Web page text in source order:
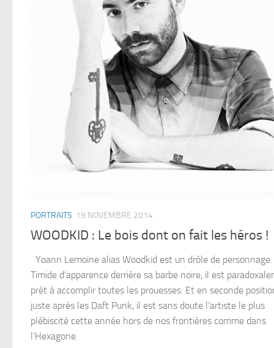
PORTRAITS 19 NOVEMBRE 2014
WOODKID : Le bois dont on fait les héros !
Yoann Lemoine alias Woodkid est un drôle de personnage.
Timide d’apparence derrière sa barbe noire, il est
prêt à accomplir toutes les prouesses. Et en seconde
juste après les Daft Punk, il est sans doute l’artiste le plus
plébiscité cette année hors de nos frontières comme dans
l’Hexagone.